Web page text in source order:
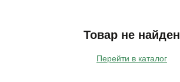
Товар не найден
Перейти в каталог